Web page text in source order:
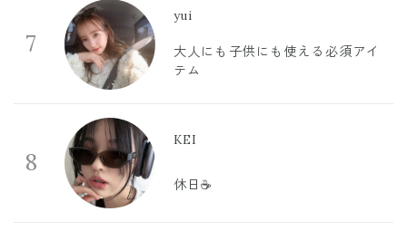
7
yui
大人にも子供にも使える必須アイ
テム
8
KEI
休日☕️